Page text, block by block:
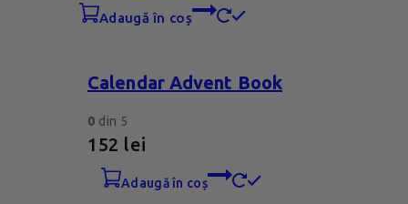
adaugă în coș
Calendar Advent Book
0 din 5
152 lei
adaugă în coș